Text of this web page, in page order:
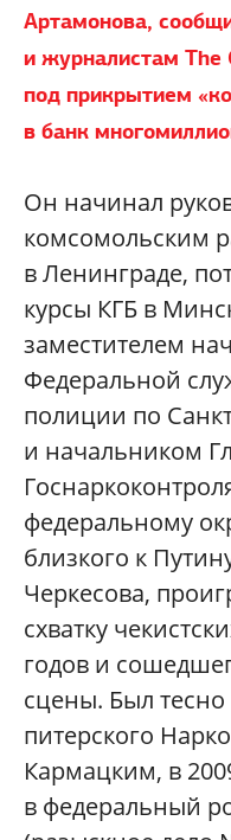
Артамонова,
и журналистам The
под прикрытием
в банк
Он начинал
комсомольским
в Ленинграде,
курсы КГБ в
заместителем
Федеральной
полиции по
и начальником
федеральному
близкого к
Черкесова,
схватку
годов и
сцены. Был
питерского
Кармацким, в
в федеральный